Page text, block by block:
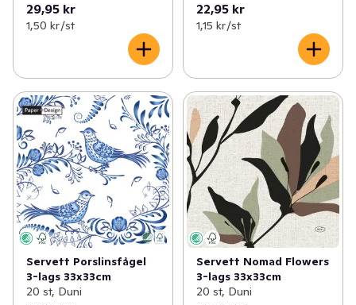
29,95 kr
1,50 kr /st
22,95 kr
1,15 kr /st
Servett Porslinsfågel
3-lags 33x33cm
20 st, Duni
Servett Nomad Flowers
3-lags 33x33cm
20 st, Duni